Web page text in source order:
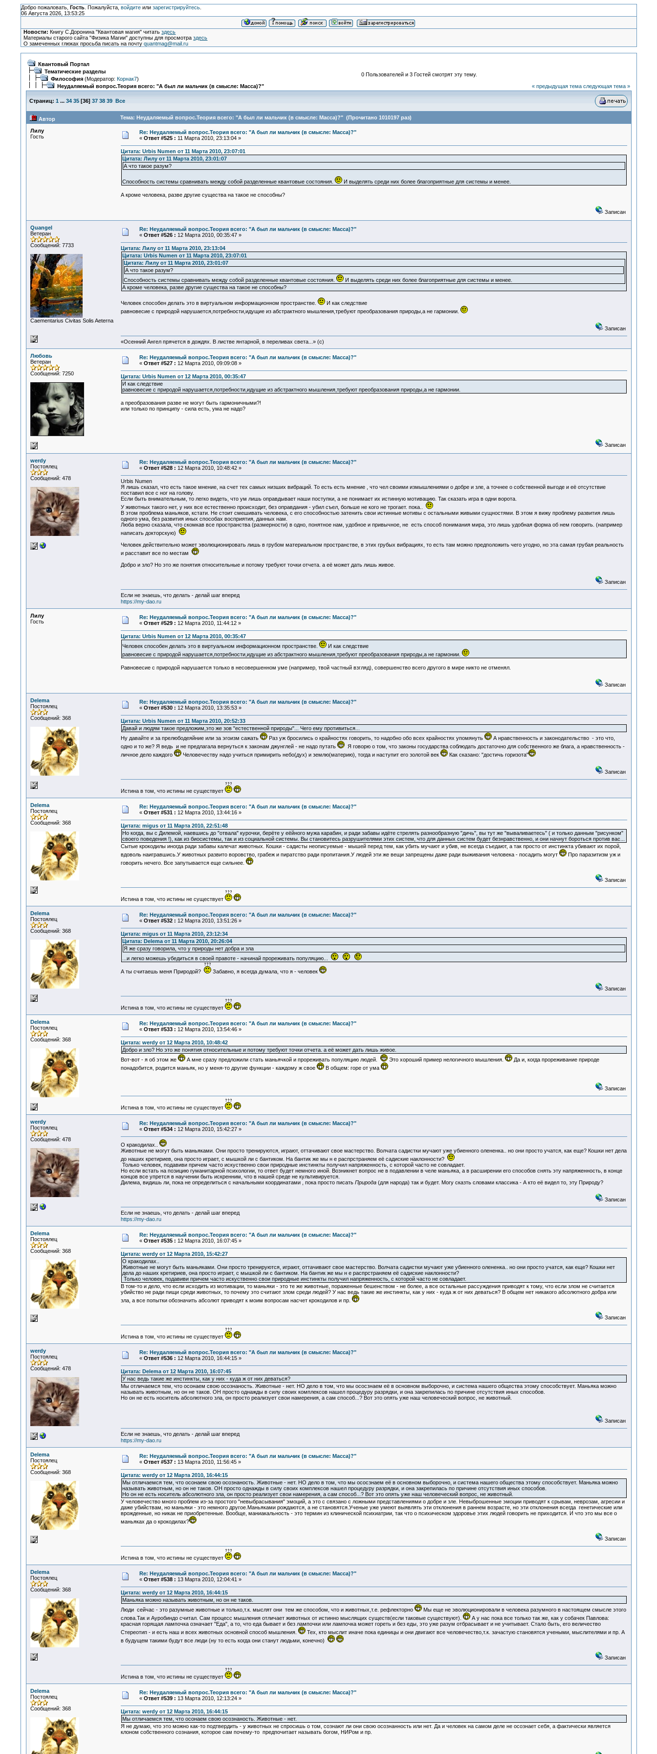
Добро пожаловать, Гость. Пожалуйста, войдитеили зарегистрируйтесь.
06 Августа 2026, 13:53:25
Новости: Книгу С.Доронина "Квантовая магия" читатьздесь
Материалы старого сайта "Физика Магии" доступны для просмотраздесь
О замеченных глюках просьба писать на почтуquantmag@mail.ru
Квантовый Портал
Тематические разделы
Философия(Модератор: Корнак7)
Неудаляемый вопрос.Теория всего: "А был ли мальчик (в смысле: Масса)?"
0 Пользователей и 3 Гостей смотрят эту тему.
« предыдущая тема следующая тема »
Страниц: 1 ... 34 35[36] 37 38 39 Все
Автор Тема: Неудаляемый вопрос.Теория всего: "А был ли мальчик (в смысле: Масса)?" (Прочитано 1010197 раз)
Лилу
Гость
Re: Неудаляемый вопрос.Теория всего: "А был ли мальчик (в смысле: Масса)?"
« Ответ #525 : 11 Марта 2010, 23:13:04 »
Цитата: Urbis Numen от 11 Марта 2010, 23:07:01
Цитата: Лилу от 11 Марта 2010, 23:01:07
А что такое разум?
Способность системы сравнивать между собой разделенные квантовые состояния. И выделять среди них более благоприятные для системы и менее.
А кроме человека, разве другие существа на такое не способны?
Записан
Quangel
Ветеран
Сообщений: 7733
Сaementarius Civitas Solis Aeterna
Re: Неудаляемый вопрос.Теория всего: "А был ли мальчик (в смысле: Масса)?"
« Ответ #526 : 12 Марта 2010, 00:35:47 »
Цитата: Лилу от 11 Марта 2010, 23:13:04
Цитата: Urbis Numen от 11 Марта 2010, 23:07:01
Цитата: Лилу от 11 Марта 2010, 23:01:07
А что такое разум?
Способность системы сравнивать между собой разделенные квантовые состояния.
И выделять среди них более благоприятные для системы и менее.
А кроме человека, разве другие существа на такое не способны?
Человек способен делать это в виртуальном информационном пространстве.
И как следствие
равновесие с природой нарушается,потребности,идущие из абстрактного мышления,требуют преобразования природы,а не гармонии.
Записан
«Осенний Ангел прячется в дождях. В листве янтарной, в переливах света...» (c)
Любовь
Ветеран
Сообщений: 7250
Re: Неудаляемый вопрос.Теория всего: "А был ли мальчик (в смысле: Масса)?"
« Ответ #527 : 12 Марта 2010, 09:09:08 »
Цитата: Urbis Numen от 12 Марта 2010, 00:35:47
И как следствие
равновесие с природой нарушается,потребности,идущие из абстрактного мышления,требуют преобразования природы,а не гармонии.
а преобразования разве не могут быть гармоничными?!
или только по принципу - сила есть, ума не надо?
Записан
werdy
Постоялец
Сообщений: 478
Re: Неудаляемый вопрос.Теория всего: "А был ли мальчик (в смысле: Масса)?"
« Ответ #528 : 12 Марта 2010, 10:48:42 »
Urbis Numen
Я лишь сказал, что есть такое мнение, на счет тех самых низших вибраций. То есть есть мнение , что чел своими измышлениями о добре и зле, а точнее о собственной выгоде и её отсутствие
поставил все с ног на голову.
Если быть внимательным, то легко видеть, что ум лишь оправдывает наши поступки, а не понимает их истинную мотивацию. Так сказать игра в одни ворота.
У животных такого нет, у них все естественно происходит, без оправдания - убил съел, больше не кого не трогает. пока..
В этом проблема маньяков, кстати. Не стоит смешивать человека, с его способностью затенить свои истинные мотивы с остальными живыми сущностями. В этом я вижу проблему развития лишь
одного ума, без развития иных способах восприятия, данных нам.
Люба верно сказала, что скомкав все пространства (размерности) в одно, понятное нам, удобное и привычное, не есть способ понимания мира, это лишь удобная форма об нем говорить. (например
написать докторскую)
Человек действительно может эволюционировать лишь в грубом материальном пространстве, в этих грубых вибрациях, то есть там можно предположить чего угодно, но эта самая грубая реальность
и расставит все по местам
Добро и зло? Но это же понятия относительные и потому требуют точки отчета. а её может дать лишь живое.
Записан
Если не знаешь, что делать - делай шаг вперед
https://my-dao.ru
Лилу
Гость
Re: Неудаляемый вопрос.Теория всего: "А был ли мальчик (в смысле: Масса)?"
« Ответ #529 : 12 Марта 2010, 11:44:12 »
Цитата: Urbis Numen от 12 Марта 2010, 00:35:47
Человек способен делать это в виртуальном информационном пространстве.
И как следствие
равновесие с природой нарушается,потребности,идущие из абстрактного мышления,требуют преобразования природы,а не гармонии.
Равновесие с природой нарушается только в несовершенном уме (например, твой частный взгляд), совершенство всего другого в мире никто не отменял.
Записан
Delema
Постоялец
Сообщений: 368
Re: Неудаляемый вопрос.Теория всего: "А был ли мальчик (в смысле: Масса)?"
« Ответ #530 : 12 Марта 2010, 13:35:53 »
Цитата: Urbis Numen от 11 Марта 2010, 20:52:33
Давай и людям такое предложим,это же зов "естественной природы"... Чего ему противиться...
Ну давайте и за прелюбодеяйние или за эгоизм сажать
Раз уж бросились о крайностях говорить, то надобно обо всех крайностях упомянуть
А нравственность и законодательство - это что,
одно и то же? Я ведь и не предлагала вернуться к законам джунглей - не надо путать
Я говорю о том, что законы государства соблюдать достаточно для собственного же блага, а нравственность -
личное дело каждого
Человечеству надо учиться примирить небо(дух) и землю(материю), тогда и наступит его золотой век Как сказано: "достичь горизота"
Записан
Истина в том, что истины не существует
Delema
Постоялец
Сообщений: 368
Re: Неудаляемый вопрос.Теория всего: "А был ли мальчик (в смысле: Масса)?"
« Ответ #531 : 12 Марта 2010, 13:44:16 »
Цитата: migus от 11 Марта 2010, 22:51:48
Но когда, вы с Дилемой, наевшись до "отвала" курочки, берёте у еёйного мужа карабин, и ради забавы идёте стрелять разнообразную "дичь", вы тут же "вываливаетесь" ( и только данным "рисунком"
своего поведения !), как из биосистемы, так и из социальной системы. Вы становитесь разрушителями этих систем, что для данных систем будет безнравственно, и они начнут бороться против вас...
Сытые крокодилы иногда ради забавы калечат животных. Кошки - садисты неописуемые - мышей перед тем, как убить мучают и убив, не всегда съедают, а так просто от инстинкта убивают их порой,
вдоволь наигравшись.У животных развито воровство, грабеж и пиратство ради пропитания.У людей эти же вещи запрещены даже ради выживания человека - посадить могут
Про паразитизм уж и
говорить нечего. Все запутывается еще сильнее.
Записан
Истина в том, что истины не существует
Delema
Постоялец
Сообщений: 368
Re: Неудаляемый вопрос.Теория всего: "А был ли мальчик (в смысле: Масса)?"
« Ответ #532 : 12 Марта 2010, 13:51:26 »
Цитата: migus от 11 Марта 2010, 23:12:34
Цитата: Delema от 11 Марта 2010, 20:26:04
Я же сразу говорила, что у природы нет добра и зла
...и легко можешь убедиться в своей правоте - начинай прореживать популяцию...
А ты считаешь меня Природой? Забавно, я всегда думала, что я - человек
Записан
Истина в том, что истины не существует
Delema
Постоялец
Сообщений: 368
Re: Неудаляемый вопрос.Теория всего: "А был ли мальчик (в смысле: Масса)?"
« Ответ #533 : 12 Марта 2010, 13:54:46 »
Цитата: werdy от 12 Марта 2010, 10:48:42
Добро и зло? Но это же понятия относительные и потому требуют точки отчета. а её может дать лишь живое.
Вот-вот - я об этом же
А мне сразу предложили стать маньячкой и прореживать популяцию людей. Это хороший пример нелогичного мышления.
Да и, когда прореживание природе
понадобится, родится маньяк, но у меня-то другие функции - каждому ж свое
В общем: горе от ума
Записан
Истина в том, что истины не существует
werdy
Постоялец
Сообщений: 478
Re: Неудаляемый вопрос.Теория всего: "А был ли мальчик (в смысле: Масса)?"
« Ответ #534 : 12 Марта 2010, 15:42:27 »
О кракодилах..
Животные не могут быть маньяками. Они просто тренируются, играют, оттачивают свое мастерство. Волчата садистки мучают уже убиенного олененка.. но они просто учатся, как еще? Кошки нет дела
до наших кретириев, она просто играет, с мышкой ли с бантиком. На бантик же мы н е распрстраняем её садиские наклонности?
Только человек, подавиви причем часто искуственно свои природные инстинкты получил напряженность, с которой часто не совладает.
Но если встать на позицию гуманитарной психологии, то ответ будет немного иной. Возникнет вопрос не в подавлении в челе маньяка, а в расширении его способов снять эту напряженность, в конце
концов все упрется в научении быть искренним, что в нашей среде не культивируется.
Дилема, видишь ли, пока не определиться с начальными координатами , пока просто писать Природа (для народа) так и будет. Могу сказть словами классика - А кто её видел то, эту Природу?
Записан
Если не знаешь, что делать - делай шаг вперед
https://my-dao.ru
Delema
Постоялец
Сообщений: 368
Re: Неудаляемый вопрос.Теория всего: "А был ли мальчик (в смысле: Масса)?"
« Ответ #535 : 12 Марта 2010, 16:07:45 »
Цитата: werdy от 12 Марта 2010, 15:42:27
О кракодилах..
Животные не могут быть маньяками. Они просто тренируются, играют, оттачивают свое мастерство. Волчата садистки мучают уже убиенного олененка.. но они просто учатся, как еще? Кошки нет
дела до наших кретириев, она просто играет, с мышкой ли с бантиком. На бантик же мы н е распрстраняем её садиские наклонности?
Только человек, подавиви причем часто искуственно свои природные инстинкты получил напряженность, с которой часто не совладает.
В том-то и дело, что если исходить из мотивации, то маньяки - это те же животные, пораженные бешенством - не более, а все остальные рассуждения приводят к тому, что если злом не считается
убийство не ради пищи среди животных, то почему это считают злом среди людей? У нас ведь такие же инстинкты, как у них - куда ж от них деваться? В общем нет никакого абсолютного добра или
зла, а все попытки обозначить абсолют приводят к моим вопросам насчет крокодилов и пр.
Записан
Истина в том, что истины не существует
werdy
Постоялец
Сообщений: 478
Re: Неудаляемый вопрос.Теория всего: "А был ли мальчик (в смысле: Масса)?"
« Ответ #536 : 12 Марта 2010, 16:44:15 »
Цитата: Delema от 12 Марта 2010, 16:07:45
У нас ведь такие же инстинкты, как у них - куда ж от них деваться?
Мы отличаемся тем, что осонаем свою осознаность. Животные - нет. НО дело в том, что мы ососзнаем её в основном выборочно, и система нашего общества этому способствует. Маньяка можно
называть животным, но он не таков. ОН просто однажды в силу своих комплексов нашел процедуру разрядки, и она закрепилась по причине отсутствия иных способов.
Но он не есть носитель абсолютного зла, он просто реализует свои намерения, а сам способ...? Вот это опять уже наш человеческий вопрос, не животный.
Записан
Если не знаешь, что делать - делай шаг вперед
https://my-dao.ru
Delema
Постоялец
Сообщений: 368
Re: Неудаляемый вопрос.Теория всего: "А был ли мальчик (в смысле: Масса)?"
« Ответ #537 : 13 Марта 2010, 11:56:45 »
Цитата: werdy от 12 Марта 2010, 16:44:15
Мы отличаемся тем, что осонаем свою осознаность. Животные - нет. НО дело в том, что мы ососзнаем её в основном выборочно, и система нашего общества этому способствует. Маньяка можно
называть животным, но он не таков. ОН просто однажды в силу своих комплексов нашел процедуру разрядки, и она закрепилась по причине отсутствия иных способов.
Но он не есть носитель абсолютного зла, он просто реализует свои намерения, а сам способ...? Вот это опять уже наш человеческий вопрос, не животный.
У человечество много проблем из-за простого "невыбрасывания" эмоций, а это с связано с ложными представлениями о добре и зле. Невыброшенные эмоции приводят к срывам, неврозам, агресии и
даже убийствам, но маньяки - это немного другое.Маньяками рождаются, а не становятся.Ученые уже умеют выявлять эти отклонения в раннем возрасте, но эти отклонения всегда генетические или
врожденные, но никак не приобретенные. Вообще, маниакальность - это термин из клинической психиатрии, так что о психическом здоровье этих людей говорить не приходится. И что это мы все о
маньяках да о крокодилах?
Записан
Истина в том, что истины не существует
Delema
Постоялец
Сообщений: 368
Re: Неудаляемый вопрос.Теория всего: "А был ли мальчик (в смысле: Масса)?"
« Ответ #538 : 13 Марта 2010, 12:04:41 »
Цитата: werdy от 12 Марта 2010, 16:44:15
Маньяка можно называть животным, но он не таков.
Люди сейчас - это разумные животные и только,т.к. мыслят они тем же способом, что и животных,т.е. рефлекторно
Мы еще не эволюционировали в человека разумного в настоящем смысле этого
слова.Так и Ауробиндо считал. Сам процесс мышления отличает животных от истинно мыслящих существ(если таковые существуют).
А у нас пока все только так же, как у собачек Павлова:
красная горящая лампочка означает "Еда", а то, что еда бывает и без лампочки или лампочка может гореть и без еды, это уже разум отбрасывает и не учитывает. Стало быть, его величество
Стереотип - и есть наш и всех животных основной способ мышления.
Тех, кто мыслит иначе пока единицы и они двигают все человечество,т.к. зачастую становятся учеными, мыслителями и пр. А
в будущем такими будут все люди (ну то есть когда они станут людьми, конечно)
Записан
Истина в том, что истины не существует
Delema
Постоялец
Сообщений: 368
Re: Неудаляемый вопрос.Теория всего: "А был ли мальчик (в смысле: Масса)?"
« Ответ #539 : 13 Марта 2010, 12:13:24 »
Цитата: werdy от 12 Марта 2010, 16:44:15
Мы отличаемся тем, что осонаем свою осознаность. Животные - нет.
Я не думаю, что это можно как-то подтвердить - у животных не спросишь о том, сознают ли они свою осознанность или нет. Да и человек на самом деле не осознает себя, а фактически является
клоном собственного сознания, которое сам почему-то предпочитает называть богом, НИРом и пр.